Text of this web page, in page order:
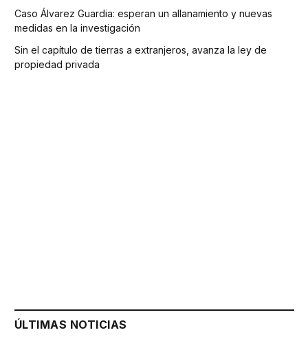
Caso Álvarez Guardia: esperan un allanamiento y nuevas
medidas en la investigación
Sin el capítulo de tierras a extranjeros, avanza la ley de
propiedad privada
ÚLTIMAS NOTICIAS